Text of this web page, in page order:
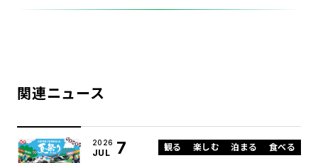
関連ニュース
2026
JUL 7 観る 楽しむ 泊まる 食べる